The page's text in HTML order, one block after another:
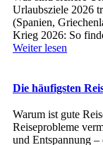
Urlaubsziele 2026
(Spanien,
Krieg 2026: So
Weiter lesen
Die häufigsten
Warum ist gute
Reiseprobleme
und Entspannung